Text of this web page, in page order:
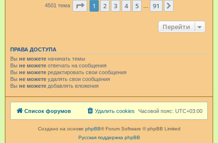
4501 тема Страница из 91
1 2 3 4 5 91
Перейти
ПРАВА ДОСТУПА
Вы не можете начинать темы
Вы не можете отвечать на сообщения
Вы не можете редактировать свои сообщения
Вы не можете удалять свои сообщения
Вы не можете добавлять вложения
Список форумов Часовой пояс: UTC+03:00
Удалить cookies
Создано на основе phpBB® Forum Software © phpBB Limited
Русская поддержка phpBB